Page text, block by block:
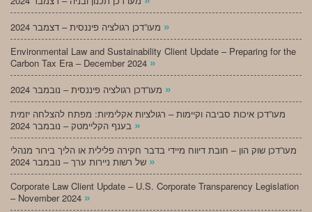
»
Environmental Law and Sustainability Client Update – Preparing for the
Carbon Tax Era – December 2024 »
»
מעו”דכן איכות סביבה וקיימות – רגולציות אקלימיות: מפתח להצלחה יזמית
»
מעו”דכן שוק הון – חובת דיווח מיידי בדבר חקירה פלילית או הליך בירור מנהלי
»
Corporate Law Client Update – U.S. Corporate Transparency Legislation
– November 2024 »